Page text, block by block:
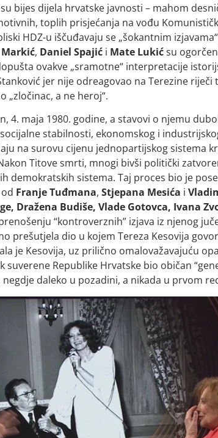
bijes dijela hrvatske javnosti – mahom
toplih prisjećanja na vođu
HDZ-u iščuđavaju se „šokantnim
, Daniel Spajić i Mate Lukićsu
ovakve „sramotne“ interpretacije
jer nije odreagovao na Terezine
„zločinac, a ne heroj“.
4. maja 1980. godine, a stavovi o njemu
stabilnosti, ekonomskog i
na surovu cijenu jednopartijskog sistema
Titove smrti, mnogi bivši politički
demokratskih sistema. Taj proces bio je
Franje Tuđmana, Stjepana Mesića i
Dražena Budiše, Vlade Gotovca, Ivana
“kontroverznih” izjava iz njenog
prešutjela dio u kojem Tereza Kesovija
je Kesovija, uz prilično omalovažavajuću
Republike Hrvatske bio običan
daleko u pozadini, a nikada u prvom